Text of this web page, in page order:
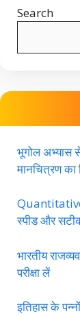
Search
भूगोल अभ्यास
मानचित्रण का
स्पीड और
भारतीय
परीक्षा लें
इतिहास के